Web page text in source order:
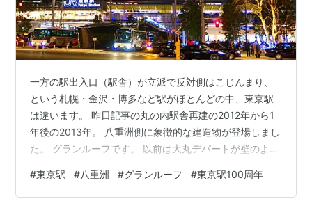
風力発電を行う。
外堀通り沿いにはサウスタワー建設時に出土した江戸城
外堀の石垣の一部を活用した石垣を整備する。
一方の駅出入口（駅舎）が立派で反対側はこじんまり、
という札幌・金沢・博多など駅がほとんどの中、東京駅
は違います。 昨日記事の丸の内駅舎再建の2012年から1
年後の2013年。 八重洲側に象徴的な建造物が登場しまし
た。 グランルーフです。 以前は大丸デパートが壁のよう
丸の内駅舎と違ったカラーを打ち出せたのが2014年。 東
京駅開業100周年のときです。 写真の通り、グランルー
#東京駅 #八重洲 #グランルーフ #東京駅100周年